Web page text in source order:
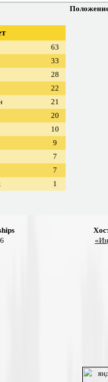
Положение
63
33
28
22
21
20
10
9
7
7
1